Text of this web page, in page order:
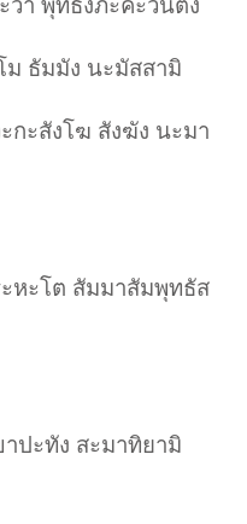
วา พุทธังภะคะวันตัง
ม ธัมมัง นะมัสสามิ
กะสังโฆ สังฆัง นะมา
หะโต สัมมาสัมพุทธัส
ปะทัง สะมาทิยามิ